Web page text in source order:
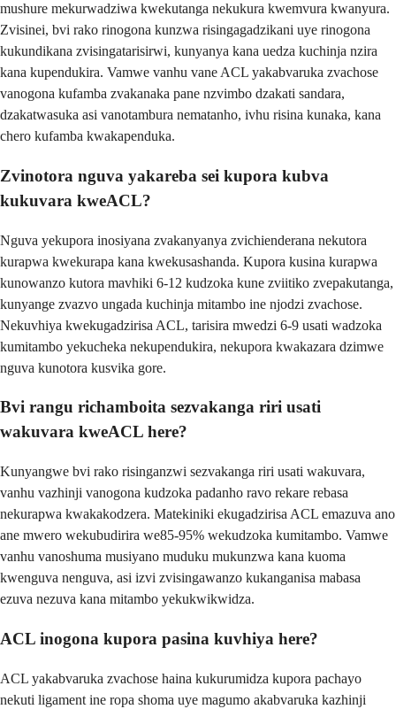
mushure mekurwadziwa kwekutanga nekukura kwemvura kwanyura.
Zvisinei, bvi rako rinogona kunzwa risingagadzikani uye rinogona
kukundikana zvisingatarisirwi, kunyanya kana uedza kuchinja nzira
kana kupendukira. Vamwe vanhu vane ACL yakabvaruka zvachose
vanogona kufamba zvakanaka pane nzvimbo dzakati sandara,
dzakatwasuka asi vanotambura nematanho, ivhu risina kunaka, kana
chero kufamba kwakapenduka.
Zvinotora nguva yakareba sei kupora kubva
kukuvara kweACL?
Nguva yekupora inosiyana zvakanyanya zvichienderana nekutora
kurapwa kwekurapa kana kwekusashanda. Kupora kusina kurapwa
kunowanzo kutora mavhiki 6-12 kudzoka kune zviitiko zvepakutanga,
kunyange zvazvo ungada kuchinja mitambo ine njodzi zvachose.
Nekuvhiya kwekugadzirisa ACL, tarisira mwedzi 6-9 usati wadzoka
kumitambo yekucheka nekupendukira, nekupora kwakazara dzimwe
nguva kunotora kusvika gore.
Bvi rangu richamboita sezvakanga riri usati
wakuvara kweACL here?
Kunyangwe bvi rako risinganzwi sezvakanga riri usati wakuvara,
vanhu vazhinji vanogona kudzoka padanho ravo rekare rebasa
nekurapwa kwakakodzera. Matekiniki ekugadzirisa ACL emazuva ano
ane mwero wekubudirira we85-95% wekudzoka kumitambo. Vamwe
vanhu vanoshuma musiyano muduku mukunzwa kana kuoma
kwenguva nenguva, asi izvi zvisingawanzo kukanganisa mabasa
ezuva nezuva kana mitambo yekukwikwidza.
ACL inogona kupora pasina kuvhiya here?
ACL yakabvaruka zvachose haina kukurumidza kupora pachayo
nekuti ligament ine ropa shoma uye magumo akabvaruka kazhinji